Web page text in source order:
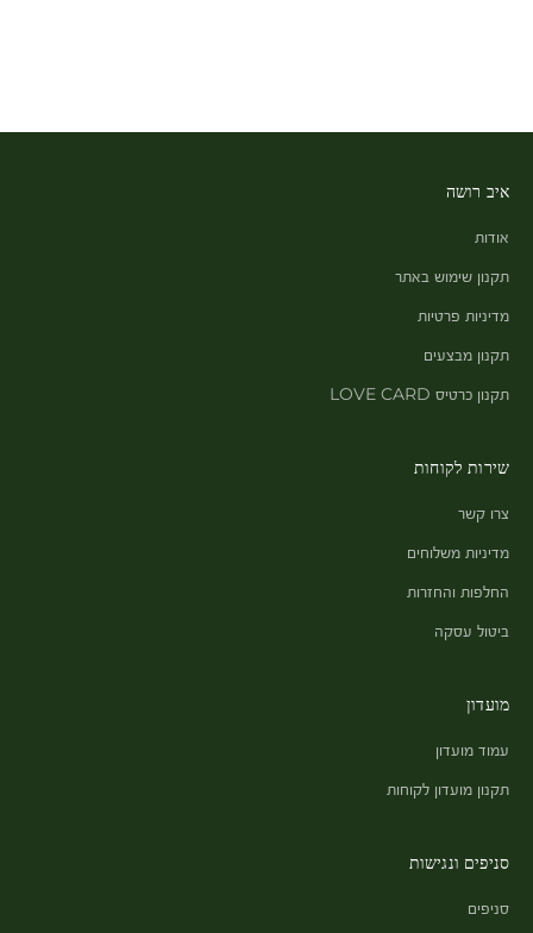
איב רושה
אודות
תקנון שימוש באתר
מדיניות פרטיות
תקנון מבצעים
תקנון כרטיס LOVE CARD
שירות לקוחות
צרו קשר
מדיניות משלוחים
החלפות והחזרות
ביטול עסקה
מועדון
עמוד מועדון
תקנון מועדון לקוחות
סניפים ונגישות
סניפים